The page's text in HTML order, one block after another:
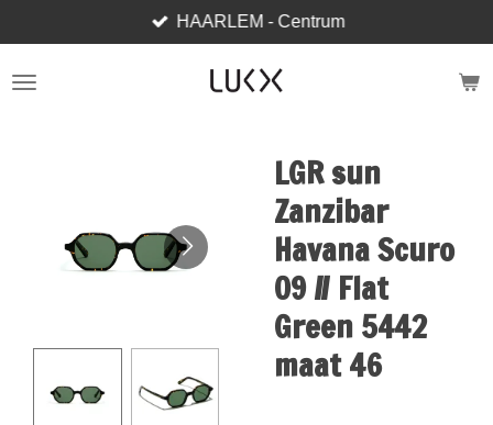
direct
naar
HAARLEM - Centrum
LGR sun
Zanzibar
Havana Scuro
09 // Flat
Green 5442
maat 46